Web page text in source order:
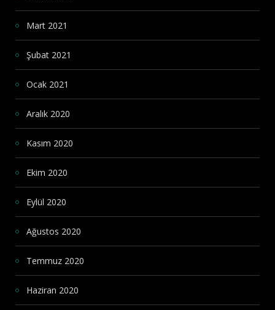
Mart 2021
Şubat 2021
Ocak 2021
Aralık 2020
Kasım 2020
Ekim 2020
Eylül 2020
Ağustos 2020
Temmuz 2020
Haziran 2020